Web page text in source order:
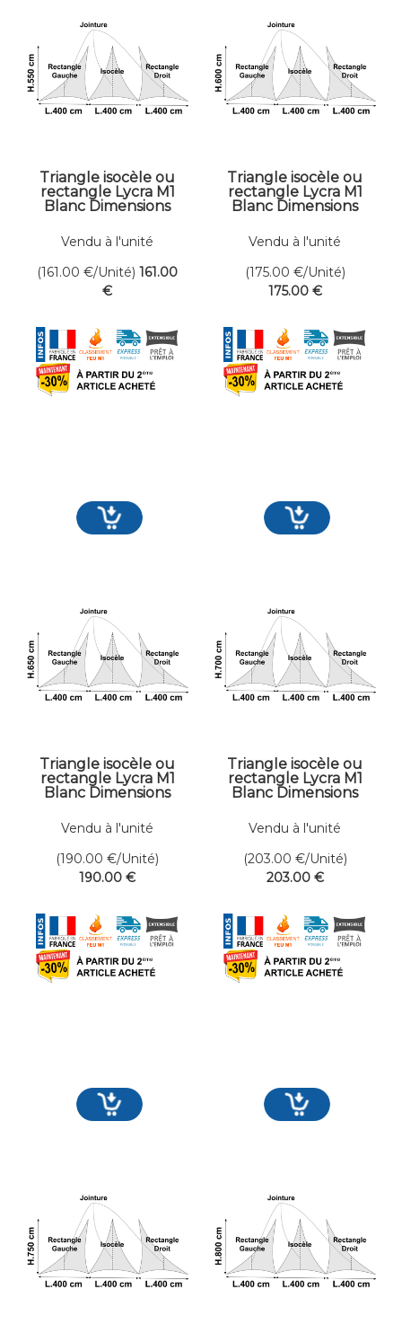
Triangle isocèle ou
rectangle Lycra M1
Blanc Dimensions
Vendu à l'unité
(161.00 €/Unité) 161 .00
€
Triangle isocèle ou
rectangle Lycra M1
Blanc Dimensions
Vendu à l'unité
(175.00 €/Unité)
175.00 €
Triangle isocèle ou
rectangle Lycra M1
Blanc Dimensions
Vendu à l'unité
(190.00 €/Unité)
190.00 €
Triangle isocèle ou
rectangle Lycra M1
Blanc Dimensions
Vendu à l'unité
(203.00 €/Unité)
203.00 €